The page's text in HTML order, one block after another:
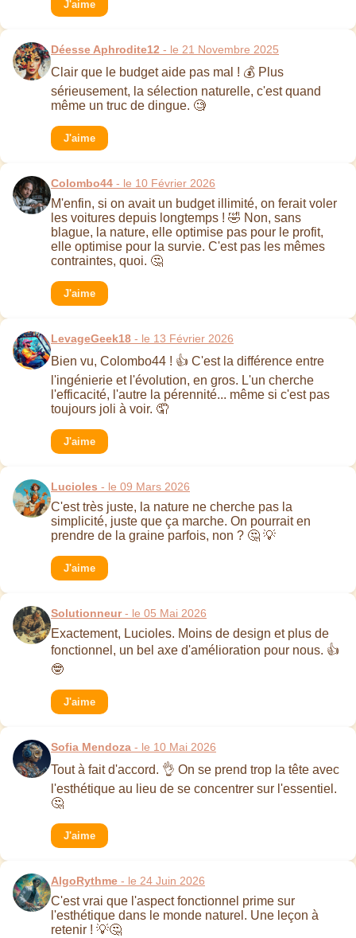
J'aime
Déesse Aphrodite12 - le 21 Novembre 2025
Clair que le budget aide pas mal ! 💰 Plus
sérieusement, la sélection naturelle, c'est quand
même un truc de dingue. 🧐
J'aime
Colombo44 - le 10 Février 2026
M'enfin, si on avait un budget illimité, on ferait voler
les voitures depuis longtemps ! 🤣 Non, sans
blague, la nature, elle optimise pas pour le profit,
elle optimise pour la survie. C'est pas les mêmes
contraintes, quoi. 🤔
J'aime
LevageGeek18 - le 13 Février 2026
Bien vu, Colombo44 ! 👍 C'est la différence entre
l'ingénierie et l'évolution, en gros. L'un cherche
l'efficacité, l'autre la pérennité... même si c'est pas
toujours joli à voir. 🤦
J'aime
Lucioles - le 09 Mars 2026
C'est très juste, la nature ne cherche pas la
simplicité, juste que ça marche. On pourrait en
prendre de la graine parfois, non ? 🤔 💡
J'aime
Solutionneur- le 05 Mai 2026
Exactement, Lucioles. Moins de design et plus de
fonctionnel, un bel axe d'amélioration pour nous. 👍
🤓
J'aime
Sofia Mendoza - le 10 Mai 2026
Tout à fait d'accord. 👌 On se prend trop la tête avec
l'esthétique au lieu de se concentrer sur l'essentiel.
🤔
J'aime
AlgoRythme - le 24 Juin 2026
C'est vrai que l'aspect fonctionnel prime sur
l'esthétique dans le monde naturel. Une leçon à
retenir ! 💡🤔